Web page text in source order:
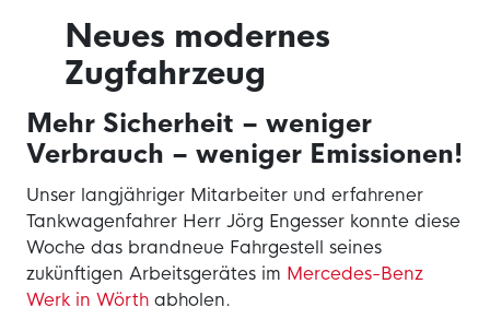
Neues modernes
Zugfahrzeug
Mehr Sicherheit – weniger
Verbrauch – weniger Emissionen!
Unser langjähriger Mitarbeiter und erfahrener
Tankwagenfahrer Herr Jörg Engesser konnte diese
Woche das brandneue Fahrgestell seines
zukünftigen Arbeitsgerätes im Mercedes-Benz
Werk in Wörth abholen.